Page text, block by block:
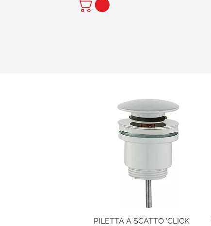
Vista rapida
PILETTA A SCATTO 'CLICK